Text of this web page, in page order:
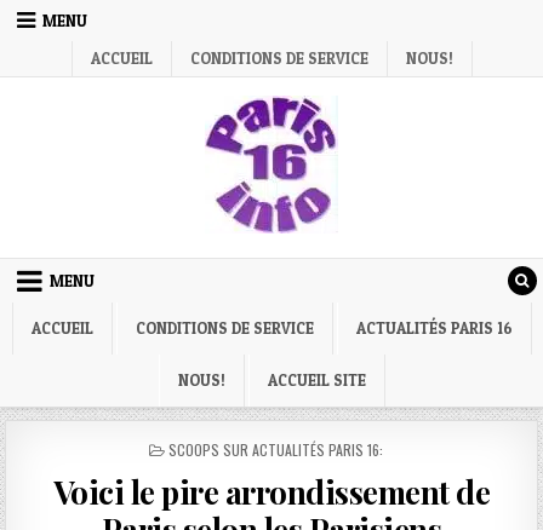
Skip
MENU
ACCUEIL
CONDITIONS DE SERVICE NOUS!
MENU
ACCUEIL CONDITIONS DE SERVICE ACTUALITÉS PARIS 16
NOUS! ACCUEIL SITE
POSTED
SCOOPS SUR ACTUALITÉS PARIS 16:
Voici le pire arrondissement de